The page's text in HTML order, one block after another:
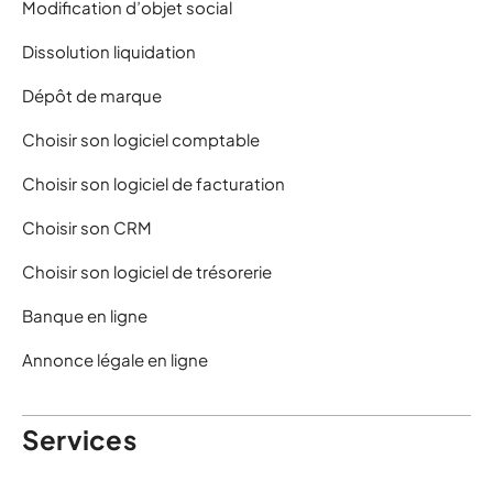
Modification d’objet social
Dissolution liquidation
Dépôt de marque
Choisir son logiciel comptable
Choisir son logiciel de facturation
Choisir son CRM
Choisir son logiciel de trésorerie
Banque en ligne
Annonce légale en ligne
Services